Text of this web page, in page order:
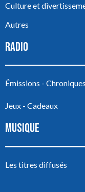
Culture et
Autres
RADIO
Émissions - Chroniques
Jeux - Cadeaux
MUSIQUE
Les titres diffusés